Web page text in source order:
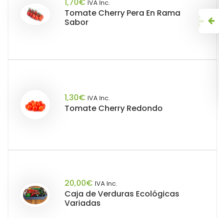
IVA Inc.
Tomate Cherry Pera En Rama
Sabor
1,30€ IVA Inc.
Tomate Cherry Redondo
20,00€ IVA Inc.
Caja de Verduras Ecológicas
Variadas